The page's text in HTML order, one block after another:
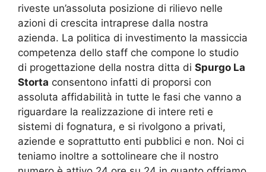
riveste un’assoluta posizione di rilievo nelle
azioni di crescita intraprese dalla nostra
azienda. La politica di investimento la massiccia
competenza dello staff che compone lo studio
di progettazione della nostra ditta di Spurgo La
Storta consentono infatti di proporsi con
assoluta affidabilità in tutte le fasi che vanno a
riguardare la realizzazione di intere reti e
sistemi di fognatura, e si rivolgono a privati,
aziende e soprattutto enti pubblici e non. Noi ci
teniamo inoltre a sottolineare che il nostro